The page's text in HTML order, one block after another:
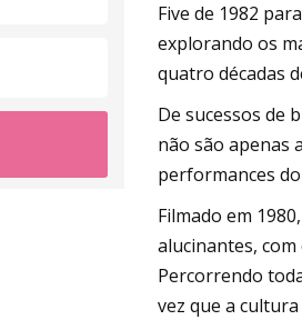
Five de 1982
explorando os
quatro décadas
De sucessos de
não são apenas
performances
Filmado em
alucinantes,
Percorrendo
vez que a